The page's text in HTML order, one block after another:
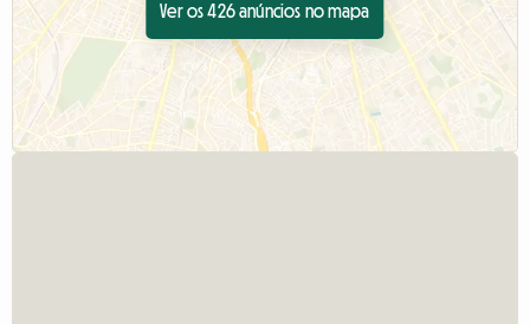
Ver os 426 anúncios no mapa